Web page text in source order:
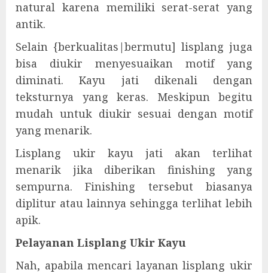
natural karena memiliki serat-serat yang
antik.
Selain {berkualitas|bermutu] lisplang juga
bisa diukir menyesuaikan motif yang
diminati. Kayu jati dikenali dengan
teksturnya yang keras. Meskipun begitu
mudah untuk diukir sesuai dengan motif
yang menarik.
Lisplang ukir kayu jati akan terlihat
menarik jika diberikan finishing yang
sempurna. Finishing tersebut biasanya
diplitur atau lainnya sehingga terlihat lebih
apik.
Pelayanan Lisplang Ukir Kayu
Nah, apabila mencari layanan lisplang ukir